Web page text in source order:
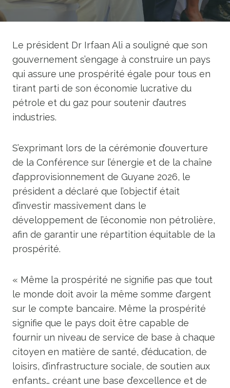
Le président Dr Irfaan Ali a souligné que son
gouvernement s’engage à construire un pays
qui assure une prospérité égale pour tous en
tirant parti de son économie lucrative du
pétrole et du gaz pour soutenir d’autres
industries.
S’exprimant lors de la cérémonie d’ouverture
de la Conférence sur l’énergie et de la chaîne
d’approvisionnement de Guyane 2026, le
président a déclaré que l’objectif était
d’investir massivement dans le
développement de l’économie non pétrolière,
afin de garantir une répartition équitable de la
prospérité.
« Même la prospérité ne signifie pas que tout
le monde doit avoir la même somme d’argent
sur le compte bancaire. Même la prospérité
signifie que le pays doit être capable de
fournir un niveau de service de base à chaque
citoyen en matière de santé, d’éducation, de
loisirs, d’infrastructure sociale, de soutien aux
enfants… créant une base d’excellence et de